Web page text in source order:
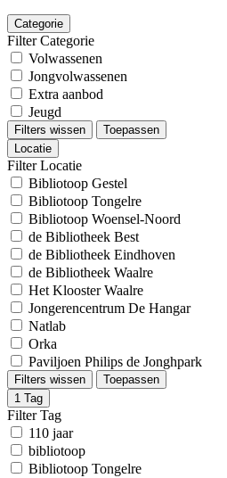
Categorie
Filter Categorie
Volwassenen
Jongvolwassenen
Extra aanbod
Jeugd
Filters wissen
Toepassen
Locatie
Filter Locatie
Bibliotoop Gestel
Bibliotoop Tongelre
Bibliotoop Woensel-Noord
de Bibliotheek Best
de Bibliotheek Eindhoven
de Bibliotheek Waalre
Het Klooster Waalre
Jongerencentrum De Hangar
Natlab
Orka
Paviljoen Philips de Jonghpark
Filters wissen
Toepassen
1 Tag
Filter Tag
110 jaar
bibliotoop
Bibliotoop Tongelre